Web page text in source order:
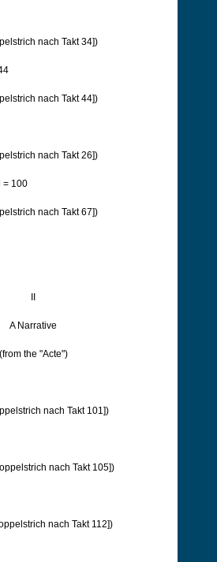
nach Takt 34])
nach Takt 44])
nach Takt 26])
= 100
nach Takt 67])
A Narrative
(from the "Acte")
nach Takt 101])
nach Takt 105])
nach Takt 112])